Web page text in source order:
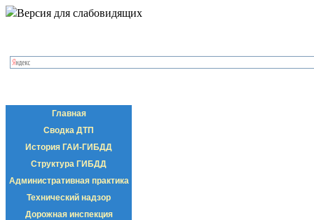
Версия для слабовидящих
Главная
Сводка ДТП
История ГАИ-ГИБДД
Структура ГИБДД
Административная практика
Технический надзор
Дорожная инспекция